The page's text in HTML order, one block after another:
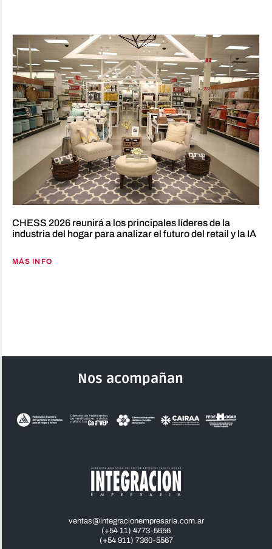
CHESS 2026 reunirá a los principales líderes de la
industria del hogar para analizar el futuro del retail y la IA
MÁS INFO
Nos acompañan
ventas@integracionempresaria.com.ar
(+54 11) 4773-5656
(+54 911) 7360-5567